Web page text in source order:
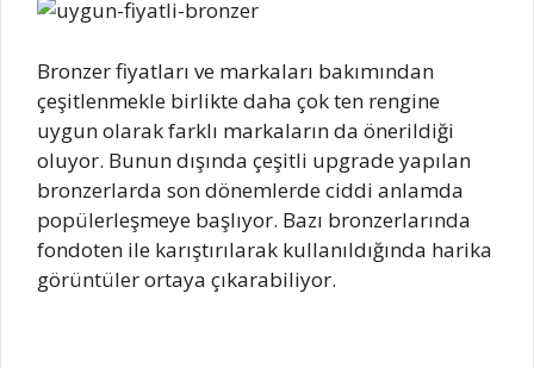
Bronzer fiyatları ve markaları bakımından
çeşitlenmekle birlikte daha çok ten rengine
uygun olarak farklı markaların da önerildiği
oluyor. Bunun dışında çeşitli upgrade yapılan
bronzerlarda son dönemlerde ciddi anlamda
popülerleşmeye başlıyor. Bazı bronzerlarında
fondoten ile karıştırılarak kullanıldığında harika
görüntüler ortaya çıkarabiliyor.